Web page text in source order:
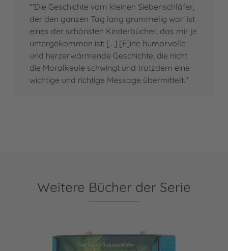
"'Die Geschichte vom kleinen Siebenschläfer,
der den ganzen Tag lang grummelig war' ist
eines der schönsten Kinderbücher, das mir je
untergekommen ist: [...] [E]ine humorvolle
und herzerwärmende Geschichte, die nicht
die Moralkeule schwingt und trotzdem eine
wichtige und richtige Message übermittelt."
Weitere Bücher der Serie